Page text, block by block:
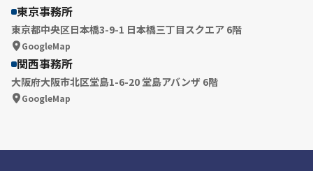
東京事務所
東京都中央区日本橋3-9-1 日本橋三丁目スクエア 6階
GoogleMap
関西事務所
大阪府大阪市北区堂島1-6-20 堂島アバンザ 6階
GoogleMap